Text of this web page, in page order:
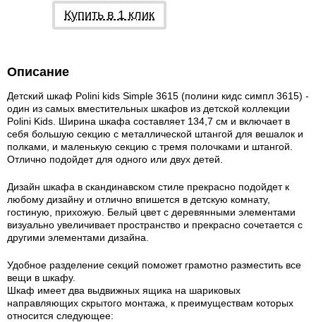
Купить в 1 клик
Описание
Детский шкаф Polini kids Simple 3615 (полини кидс симпл 3615) -
один из самых вместительных шкафов из детской коллекции
Polini Kids. Ширина шкафа составляет 134,7 см и включает в
себя большую секцию с металлической штангой для вешалок и
полками, и маленькую секцию с тремя полочками и штангой.
Отлично подойдет для одного или двух детей.
Дизайн шкафа в скандинавском стиле прекрасно подойдет к
любому дизайну и отлично впишется в детскую комнату,
гостиную, прихожую. Белый цвет с деревянными элементами
визуально увеличивает пространство и прекрасно сочетается с
другими элементами дизайна.
Удобное разделение секций поможет грамотно разместить все
вещи в шкафу.
Шкаф имеет два выдвижных ящика на шариковых
направляющих скрытого монтажа, к преимуществам которых
относится следующее: